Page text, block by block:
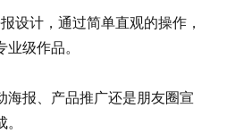
设计，通过简单直观的操作，
级作品。
海报、产品推广还是朋友圈宣